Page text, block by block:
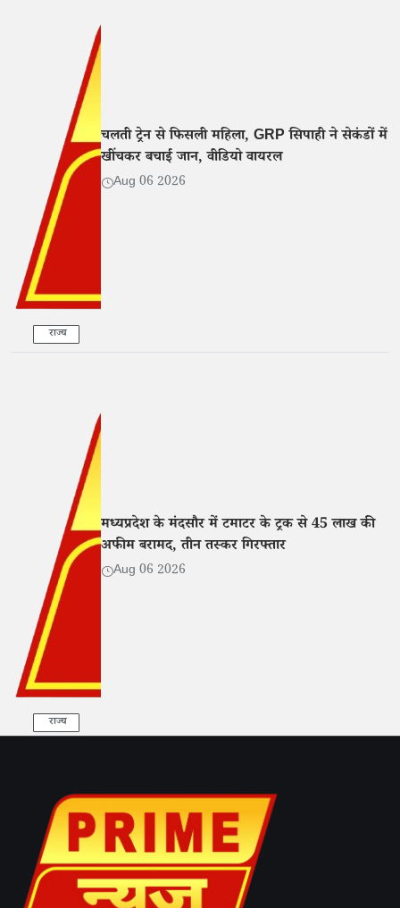
राज्य
चलती ट्रेन से फिसली महिला, GRP सिपाही ने सेकंडों में
खींचकर बचाई जान, वीडियो वायरल
Aug 06 2026
राज्य
मध्यप्रदेश के मंदसौर में टमाटर के ट्रक से 45 लाख की
अफीम बरामद, तीन तस्कर गिरफ्तार
Aug 06 2026